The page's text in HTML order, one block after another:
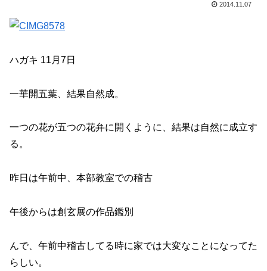
2014.11.07
ハガキ 11月7日
一華開五葉、結果自然成。
一つの花が五つの花弁に開くように、結果は自然に成立す
る。
昨日は午前中、本部教室での稽古
午後からは創玄展の作品鑑別
んで、午前中稽古してる時に家では大変なことになってた
らしい。